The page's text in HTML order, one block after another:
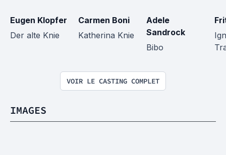
Eugen Klopfer
Der alte Knie
Carmen Boni
Katherina Knie
Adele
Sandrock
Bibo
VOIR LE CASTING COMPLET
IMAGES